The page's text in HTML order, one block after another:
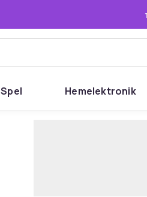
Spel Hemelektronik